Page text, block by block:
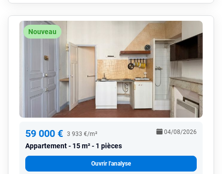
Nouveau
59 000 € 3 933 €/m²
Appartement 15 m² - 1 pièces
04/08/2026
Ouvrir l'analyse